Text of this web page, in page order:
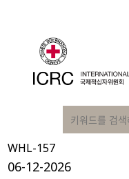
WHL-157
06-12-2026